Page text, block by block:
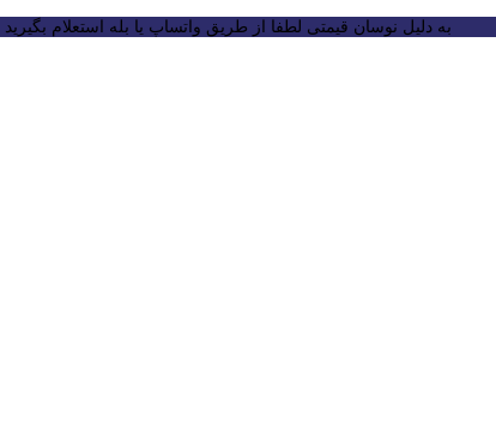
به دلیل نوسان قیمتی لطفا از طریق واتساپ یا بله استعلام بگیرید